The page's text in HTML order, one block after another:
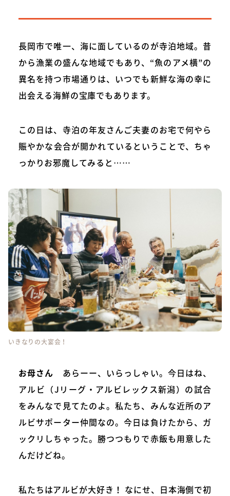
長岡市で唯一、海に面しているのが寺泊地域。昔
から漁業の盛んな地域でもあり、“魚のアメ横”の
異名を持つ市場通りは、いつでも新鮮な海の幸に
出会える海鮮の宝庫でもあります。
この日は、寺泊の年友さんご夫妻のお宅で何やら
賑やかな会合が開かれているということで、ちゃ
っかりお邪魔してみると……
いきなりの大宴会！
お母さん あらーー、いらっしゃい。今日はね、
アルビ（Jリーグ・アルビレックス新潟）の試合
をみんなで見てたのよ。私たち、みんな近所のア
ルビサポーター仲間なの。今日は負けたから、ガ
ックリしちゃった。勝つつもりで赤飯も用意した
んだけどね。
私たちはアルビが大好き！ なにせ、日本海側で初